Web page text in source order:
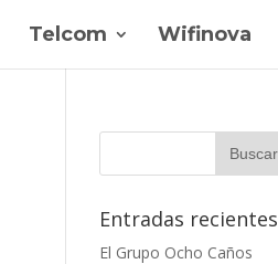
Telcom Wifinova
Entradas recientes
El Grupo Ocho Caños